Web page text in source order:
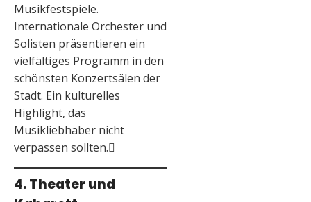
Musikfestspiele.
Internationale Orchester und
Solisten präsentieren ein
vielfältiges Programm in den
schönsten Konzertsälen der
Stadt. Ein kulturelles
Highlight, das
Musikliebhaber nicht
verpassen sollten.
4. Theater und